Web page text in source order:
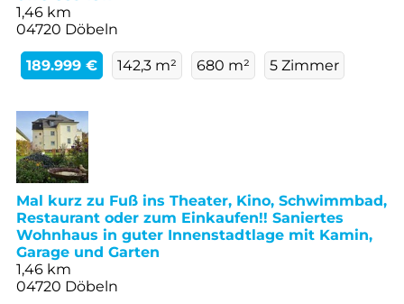
1,46 km
04720 Döbeln
189.999 € 142,3 m² 680 m² 5 Zimmer
Mal kurz zu Fuß ins Theater, Kino, Schwimmbad,
Restaurant oder zum Einkaufen!! Saniertes
Wohnhaus in guter Innenstadtlage mit Kamin,
Garage und Garten
1,46 km
04720 Döbeln